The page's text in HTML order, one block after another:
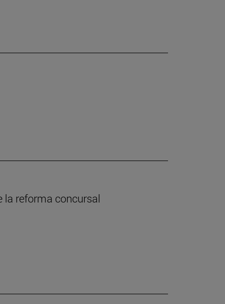
la reforma concursal